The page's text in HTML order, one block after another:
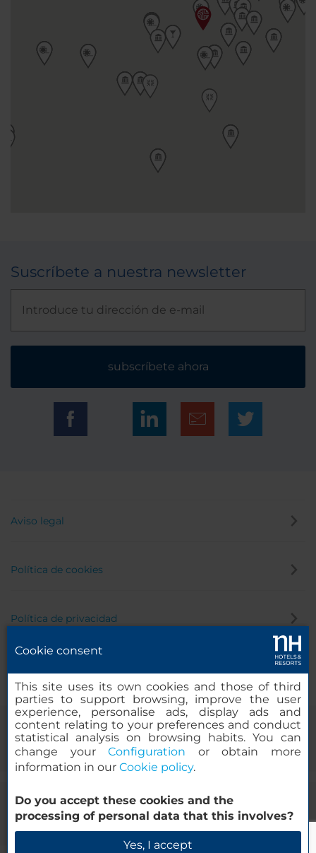
Suscríbete a nuestra newsletter
subscríbete ahora
Aviso legal
Política de cookies
Política de privacidad
© 2000-2026 MINOR HOTELS EUROPE & AMERICAS Santa Engracia,
120. 28003 Madrid, España
Cookie consent
This site uses its own cookies and those of third
parties to support browsing, improve the user
experience, personalise ads, display ads and
content relating to your preferences and conduct
statistical analysis on browsing habits. You can
change yourConfiguration or obtain more
information in our Cookie policy.
Do you accept these cookies and the
processing of personal data that this involves?
Yes, I accept